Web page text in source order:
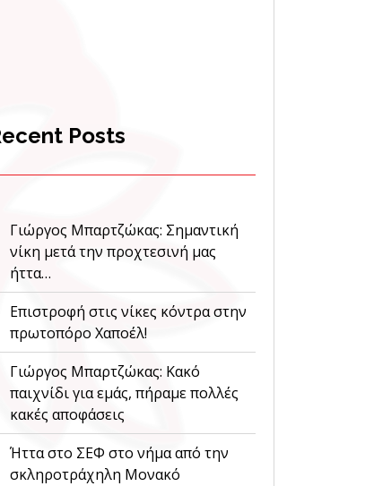
Posts
Γιώργος Μπαρτζώκας: Σημαντική
νίκη μετά την προχτεσινή μας
ήττα…
Επιστροφή στις νίκες κόντρα στην
πρωτοπόρο Χαποέλ!
Γιώργος Μπαρτζώκας: Κακό
παιχνίδι για εμάς, πήραμε πολλές
κακές αποφάσεις
Ήττα στο ΣΕΦ στο νήμα από την
σκληροτράχηλη Μονακό